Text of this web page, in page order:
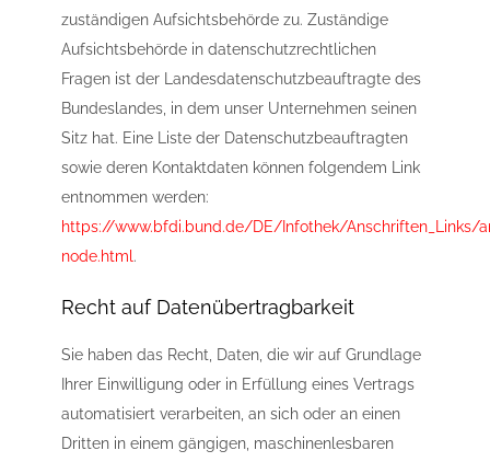
zuständigen Aufsichtsbehörde zu. Zuständige
Aufsichtsbehörde in datenschutzrechtlichen
Fragen ist der Landesdatenschutzbeauftragte des
Bundeslandes, in dem unser Unternehmen seinen
Sitz hat. Eine Liste der Datenschutzbeauftragten
sowie deren Kontaktdaten können folgendem Link
entnommen werden:
https://www.bfdi.bund.de/DE/Infothek/Anschriften_Links/
node.html .
Recht auf Datenübertragbarkeit
Sie haben das Recht, Daten, die wir auf Grundlage
Ihrer Einwilligung oder in Erfüllung eines Vertrags
automatisiert verarbeiten, an sich oder an einen
Dritten in einem gängigen, maschinenlesbaren